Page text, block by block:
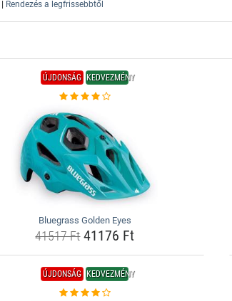
| Rendezés a legfrissebbtől
ÚJDONSÁG KEDVEZMÉNY
Bluegrass Golden Eyes
41517 Ft41176 Ft
ÚJDONSÁG KEDVEZMÉNY